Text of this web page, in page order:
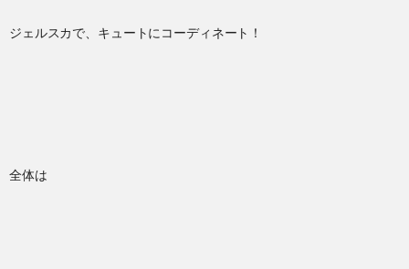
ジェルスカで、キュートにコーディネート！
全体は